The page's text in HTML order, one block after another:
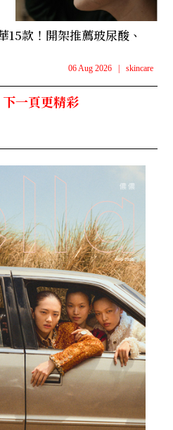
款！開架推薦玻尿酸、
06 Aug 2026 | skincare
一頁更精彩